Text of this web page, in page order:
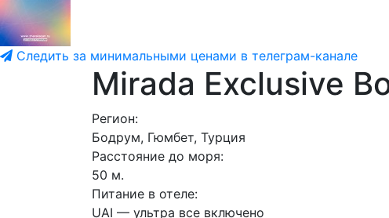
Следить за минимальными ценами в телеграм-канале
Mirada Exclusive
Регион:
Бодрум, Гюмбет, Турция
Расстояние до моря:
50 м.
Питание в отеле:
UAI — ультра все включено